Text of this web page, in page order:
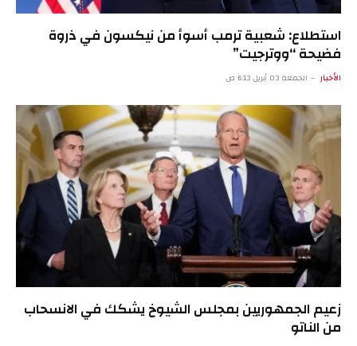
استطلاع: شعبية ترمب أسوأ من نيكسون في ذروة
فضيحة “ووترجيت”
الأخبار الجمعة 03 أبريل 6:13 ص
زعيم الجمهوريين بمجلس الشيوخ يشكك في الانسحاب
من الناتو